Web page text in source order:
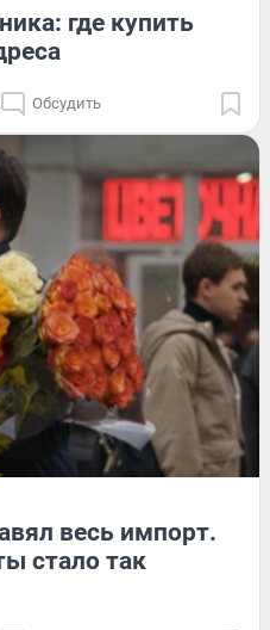
где купить
Обсудить
весь импорт.
стало так